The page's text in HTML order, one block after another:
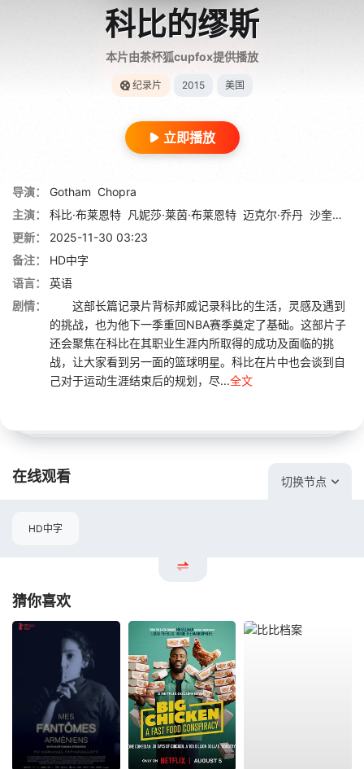
科比的缪斯
本片由茶杯狐cupfox提供播放
纪录片 2015 美国
立即播放
导演： Gotham Chopra
主演：
科比·布莱恩特 凡妮莎·莱茵·布莱恩特 迈克尔·乔丹 沙奎尔·奥尼尔
更新：
2025-11-30 03:23
备注：
HD中字
语言：
英语
剧情：
这部长篇记录片背标邦威记录科比的生活，灵感及遇到
的挑战，也为他下一季重回NBA赛季奠定了基础。这部片子
还会聚焦在科比在其职业生涯内所取得的成功及面临的挑
战，让大家看到另一面的篮球明星。科比在片中也会谈到自
己对于运动生涯结束后的规划，尽...全文
在线观看 切换节点
HD中字
猜你喜欢